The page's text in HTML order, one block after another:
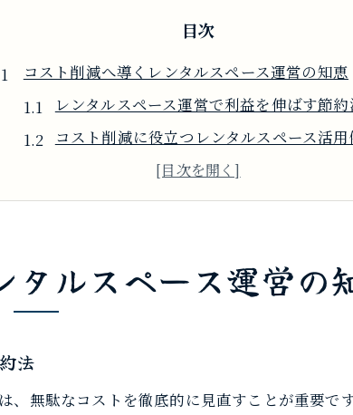
目次
コスト削減へ導くレンタルスペース運営の知恵
レンタルスペース運営で利益を伸ばす節
コスト削減に役立つレンタルスペース活用
運営負担を軽減する賢い節約アイデア集
レンタルスペースの収益化と節約の秘訣
節約志向のレンタルスペース運営ポイント
節約を叶えるレンタルスペース活用法
賢く使うレンタルスペースの節約プラン
タルスペース運営の
法
、無駄なコストを徹底的に見直すことが重要で